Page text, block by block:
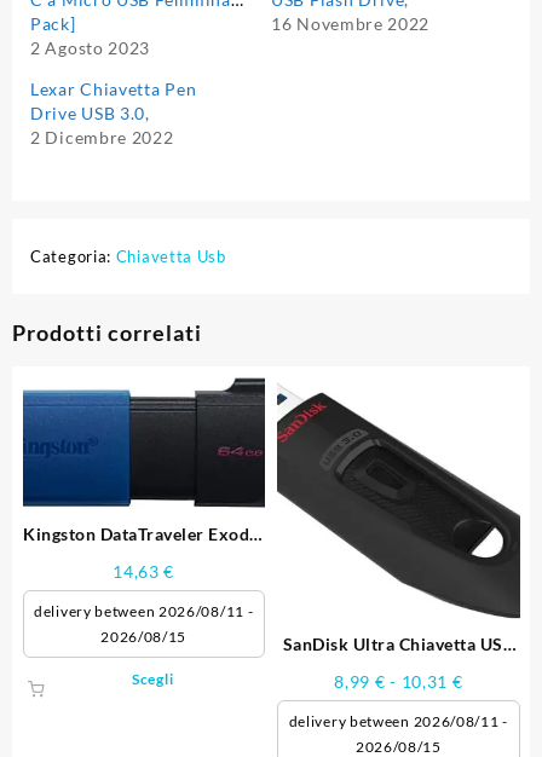
Pack]
2 Agosto 2023
16 Novembre 2022
Lexar Chiavetta Pen
Drive USB 3.0,
2 Dicembre 2022
Categoria: Chiavetta Usb
Prodotti correlati
Kingston DataTraveler Exodia
14,63€
delivery between 2026/08/11 -
2026/08/15
Scegli
SanDisk Ultra Chiavetta USB
8,99 € - 10,31 €Fascia
di
prezzo:
delivery between 2026/08/11 -
2026/08/15